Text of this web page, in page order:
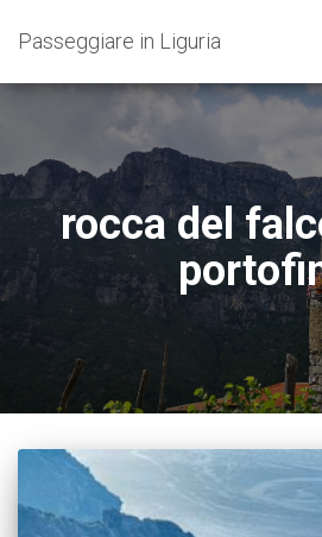
Passeggiare in Liguria
rocca del